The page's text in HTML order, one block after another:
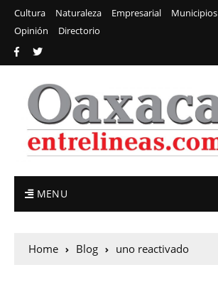
Cultura Naturaleza Empresarial Municipios
Opinión
Directorio
MENU
Home Blog uno reactivado